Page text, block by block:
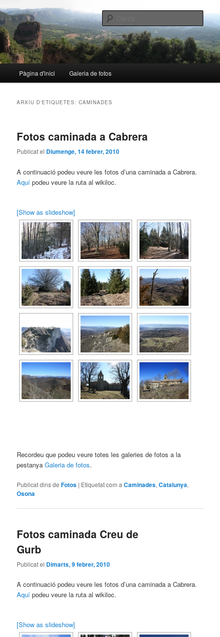
al
contingut
principal
al
contingut
secundarinalo.cat
Cerca
principal
Pàgina d'inici Galeria de fotos
ARXIU D'ETIQUETES:CAMINADES
Fotos caminada a Cabrera
Publicat el Diumenge, 14 febrer, 2010
A continuació podeu veure les fotos d’una caminada a Cabrera.
Aquí podeu veure la ruta al wikiloc.
[Show as slideshow]
Recordeu que podeu veure totes les galeries de fotos a la
pestanyaGaleria de fotos.
Publicat dins de Fotos | Etiquetat com a Caminades,Catalunya,
Osona
Fotos caminada Creu de
Gurb
Publicat el Dimarts, 9 febrer, 2010
A continuació podeu veure les fotos d’una caminada a Cabrera.
Aquí podeu veure la ruta al wikiloc.
[Show as slideshow]